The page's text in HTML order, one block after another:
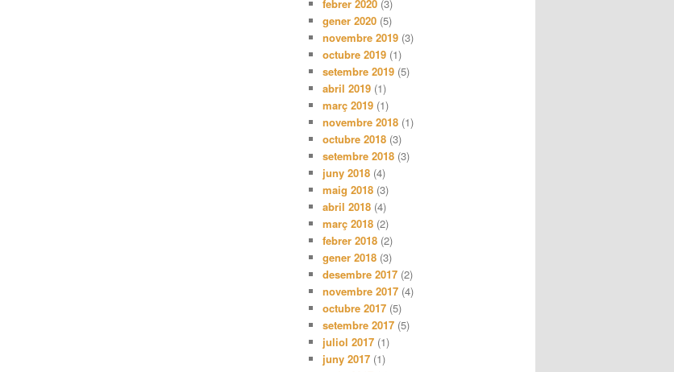
febrer 2020 (3)
gener 2020 (5)
novembre 2019 (3)
octubre 2019 (1)
setembre 2019 (5)
abril 2019 (1)
març 2019 (1)
novembre 2018 (1)
octubre 2018 (3)
setembre 2018 (3)
juny 2018 (4)
maig 2018 (3)
abril 2018 (4)
març 2018 (2)
febrer 2018 (2)
gener 2018 (3)
desembre 2017 (2)
novembre 2017 (4)
octubre 2017 (5)
setembre 2017 (5)
juliol 2017 (1)
juny 2017 (1)